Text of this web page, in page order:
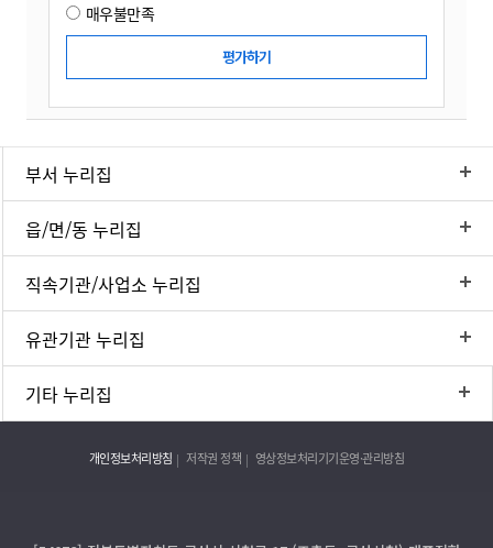
매우불만족
부서 누리집
읍/면/동 누리집
직속기관/사업소 누리집
유관기관 누리집
기타 누리집
개인정보처리방침 저작권 정책 영상정보처리기기운영·관리방침